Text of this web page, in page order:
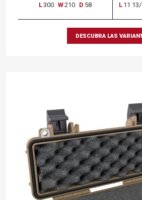
L300 W210 D 58
L 11
DESCUBRA LAS